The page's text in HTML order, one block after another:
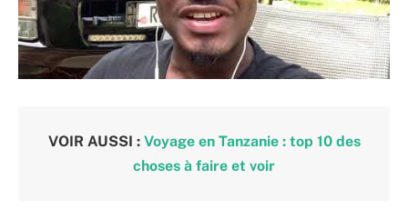
VOIR AUSSI : Voyage en Tanzanie : top 10 des
choses à faire et voir